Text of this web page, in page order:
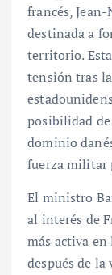
francés,
destinada a
territorio.
tensión tras
posibilidad
dominio
fuerza militar
El ministro
al interés de
más activa
después de